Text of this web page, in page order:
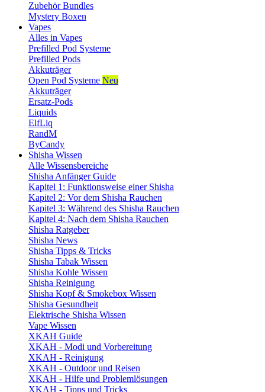
Zubehör Bundles
Mystery Boxen
Vapes
Alles in Vapes
Prefilled Pod Systeme
Prefilled Pods
Akkuträger
Open Pod Systeme Neu
Akkuträger
Ersatz-Pods
Liquids
ElfLiq
RandM
ByCandy
Shisha Wissen
Alle Wissensbereiche
Shisha Anfänger Guide
Kapitel 1: Funktionsweise einer Shisha
Kapitel 2: Vor dem Shisha Rauchen
Kapitel 3: Während des Shisha Rauchen
Kapitel 4: Nach dem Shisha Rauchen
Shisha Ratgeber
Shisha News
Shisha Tipps & Tricks
Shisha Tabak Wissen
Shisha Kohle Wissen
Shisha Reinigung
Shisha Kopf & Smokebox Wissen
Shisha Gesundheit
Elektrische Shisha Wissen
Vape Wissen
XKAH Guide
XKAH - Modi und Vorbereitung
XKAH - Reinigung
XKAH - Outdoor und Reisen
XKAH - Hilfe und Problemlösungen
XKAH - Tipps und Tricks